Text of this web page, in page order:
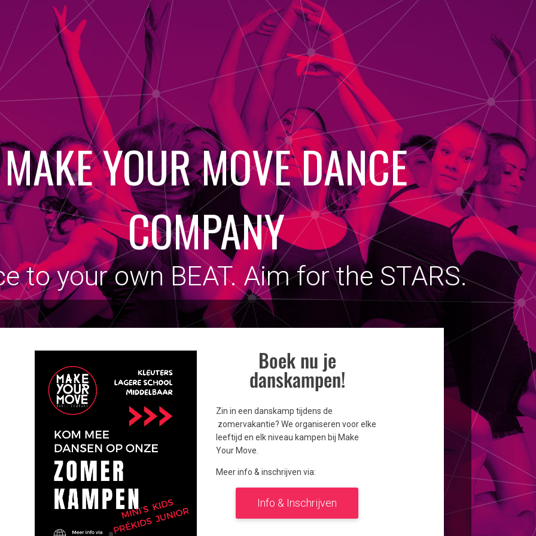
MAKE YOUR MOVE DANCE
COMPANY
to your own BEAT. Aim for the STARS.
Boek nu je
danskampen!
Zin in een danskamp tijdens de
zomervakantie? We organiseren voor elke
leeftijd en elk niveau kampen bij Make
Your Move.
Meer info & inschrijven via:
Info & Inschrijven